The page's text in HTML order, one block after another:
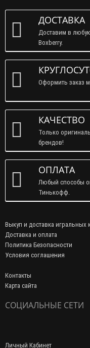
ДОСТАВКА
Доставим в
Оформить заказ
КАЧЕСТВО
Только
брендов!
ОПЛАТА
Любый способы
Тинькофф.
Выкуп и доставка игральных
Доставка и оплата
Условия соглашения